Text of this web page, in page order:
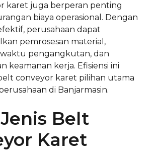
karet juga berperan penting
biaya operasional. Dengan
perusahaan dapat
pemrosesan material,
pengangkutan, dan
keamanan kerja. Efisiensi ini
conveyor karet pilihan utama
di Banjarmasin.
Belt
Karet